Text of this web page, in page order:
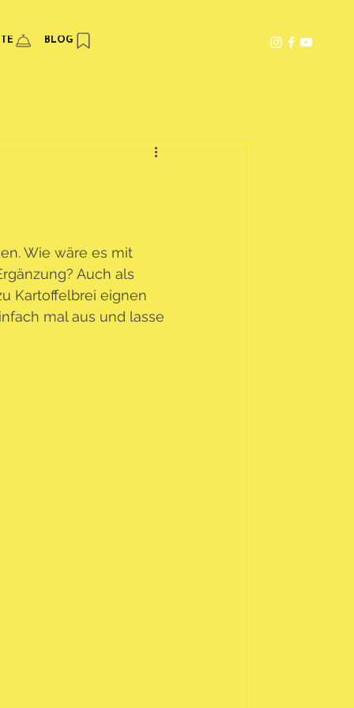
BLOG
Wie wäre es mit
Auch als
Kartoffelbrei eignen
mal aus und lasse